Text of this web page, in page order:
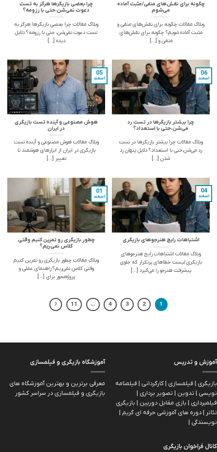
چگونه برای نقش‌های منفی/مثبت آماده
می‌شوم
وبلاگ مقالات چگونه برای نقش‌های منفی و
مثبت آماده شویم؟ چگونه برای نقش‌های
منفی و [...]
چرا بعضی بازیگرها هرگز به تست
دعوت نمی‌شن،حتی با رزومه؟
وبلاگ مقالات چرا بعضی بازیگرها هرگز به
تست دعوت نمی‌شن، حتی با رزومه؟ دلایل
دیده [...]
چرا بیشتر بازیگرها در تست رد
می‌شن،حتی با استعداد؟
وبلاگ مقالات چرا بیشتر بازیگرها در تست
رد می‌شن،حتی با استعداد؟ دلایل پنهان رد
شدن [...]
06
اسفند
هوش مصنوعی و آینده تست بازیگری
در ایران
وبلاگ مقالات هوش مصنوعی و آینده تست
بازیگری در ایران از ابزارهای هوشمند تا
تغییر [...]
05
اسفند
اشتباهات رایج هنرجوهای بازیگری
وبلاگ مقالات اشتباهات رایج هنرجوهای
بازیگری لیست خطاهای پرتکرار که جلوی
پیشرفت هنرجو را می‌گیرد [...]
04
اسفند
چطور بازیگری رو تمرین کنیم وقتی
کلاس نمی‌ریم؟
وبلاگ مقالات چطور بازیگری رو تمرین کنیم
وقتی کلاس نمی‌ریم؟ راهنمای عملی و
پروژه‌محور برای [...]
01
اسفند
1
2
3
4
…
11
آموزش و تدریس
بازیگری | فیلمسازی | کارگردانی | فیلمنامه
نویسی | تدوین | تصویر برداری |
فیلمبرداری | بازی مقابل دوربین | بازیگري
تئاتر | دوره های آموزشی حرفه ای گریم |
نویسندگی |
آموزشگاه بازیگری و فیلمسازی
معرفی برترین و بهترین آموزشگاه های
بازیگری و فیلمسازی در سراسر کشور
کانال فراخوان بازیگری